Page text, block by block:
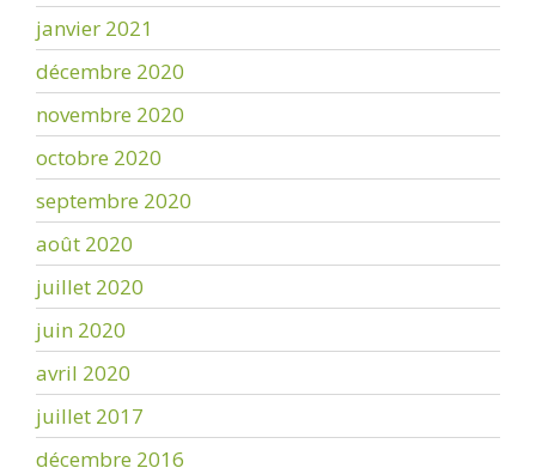
janvier 2021
décembre 2020
novembre 2020
octobre 2020
septembre 2020
août 2020
juillet 2020
juin 2020
avril 2020
juillet 2017
décembre 2016